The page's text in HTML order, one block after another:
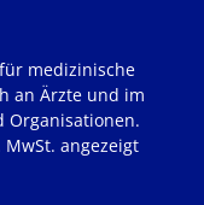
medizinische
an Ärzte und im
Organisationen.
angezeigt